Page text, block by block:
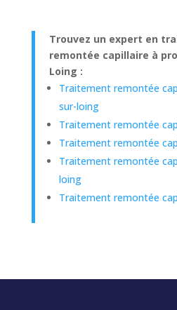
Trouvez un expert en
remontée capillaire à
Loing :
Traitement remontée
sur-loing
Traitement remontée
Traitement remontée
Traitement remontée
loing
Traitement remontée